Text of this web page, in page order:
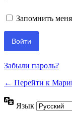
Запомнить меня
Забыли пароль?
← Перейти к
Язык